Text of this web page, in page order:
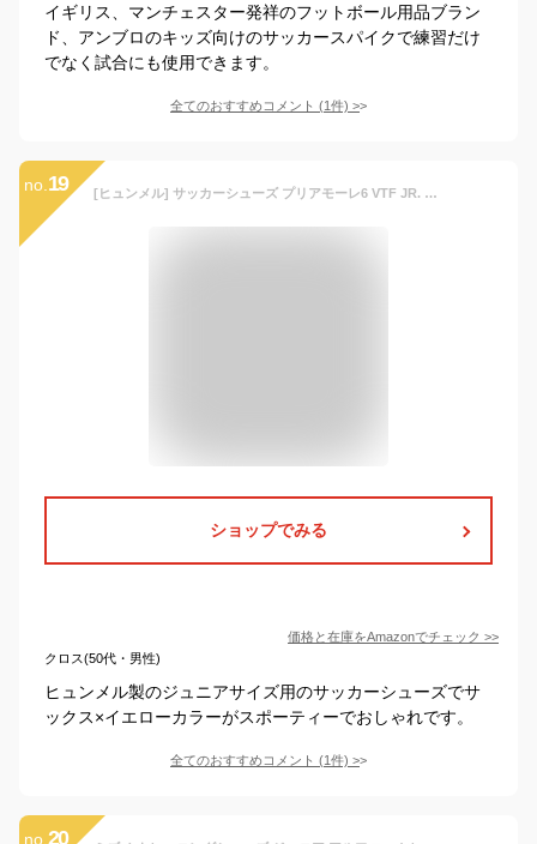
イギリス、マンチェスター発祥のフットボール用品ブラン
ド、アンブロのキッズ向けのサッカースパイクで練習だけ
でなく試合にも使用できます。
全てのおすすめコメント (1件) >
no. 19 [ヒュンメル] サッカーシューズ プリアモーレ6 VTF JR. キッズ サックス×イエロー (7532) 19.0 cm
ショップでみる
価格と在庫をAmazonでチェック >>
クロス(50代・男性)
ヒュンメル製のジュニアサイズ用のサッカーシューズでサ
ックス×イエローカラーがスポーティーでおしゃれです。
全てのおすすめコメント (1件) >
no. 20